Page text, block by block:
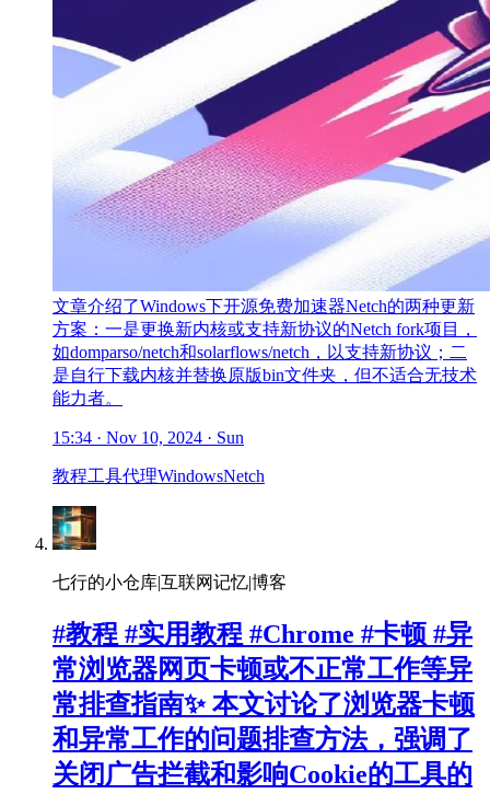
文章介绍了Windows下开源免费加速器Netch的两种更新
方案：一是更换新内核或支持新协议的Netch fork项目，
如domparso/netch和solarflows/netch，以支持新协议；二
是自行下载内核并替换原版bin文件夹，但不适合无技术
能力者。
15:34 · Nov 10, 2024 · Sun
教程工具代理WindowsNetch
七行的小仓库|互联网记忆|博客
#教程 #实用教程 #Chrome #卡顿 #异
常浏览器网页卡顿或不正常工作等异
常排查指南✨ 本文讨论了浏览器卡顿
和异常工作的问题排查方法，强调了
关闭广告拦截和影响Cookie的工具的